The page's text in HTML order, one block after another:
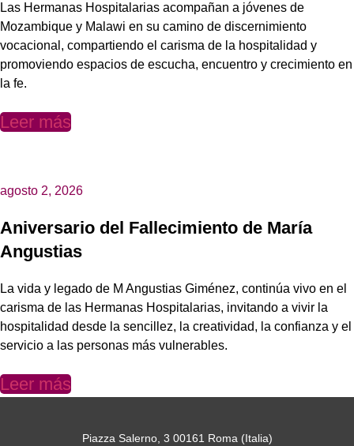
Las Hermanas Hospitalarias acompañan a jóvenes de
Mozambique y Malawi en su camino de discernimiento
vocacional, compartiendo el carisma de la hospitalidad y
promoviendo espacios de escucha, encuentro y crecimiento en
la fe.
Leer más
agosto 2, 2026
Aniversario del Fallecimiento de María
Angustias
La vida y legado de M Angustias Giménez, continúa vivo en el
carisma de las Hermanas Hospitalarias, invitando a vivir la
hospitalidad desde la sencillez, la creatividad, la confianza y el
servicio a las personas más vulnerables.
Leer más
Piazza Salerno, 3 00161 Roma (Italia)